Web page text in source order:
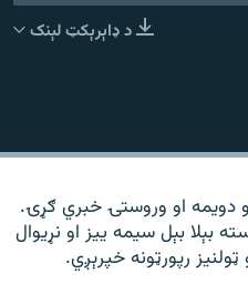
د ډاېرېکټ لېنک
خپرونو دویمه او وروستۍ خبري ګړۍ.
بېلا بېل سیمه ییز او نړیوال
رپورټونه خپرېږي.